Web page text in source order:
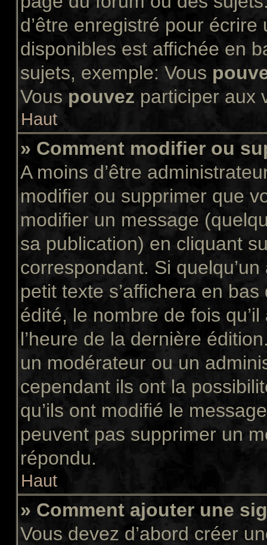
d’être enregistré pour
disponibles est affichée en
sujets, exemple: Vous
Vous pouvez participer aux
Haut
» Comment modifier ou
A moins d’être
modifier ou supprimer que
modifier un message
sa publication) en cliquant
correspondant. Si
petit texte s’affichera en
édité, le nombre de fois
l’heure de la dernière
un modérateur ou un
cependant ils ont la
qu’ils ont modifié le
peuvent pas supprimer un
répondu.
Haut
» Comment ajouter une
Vous devez d’abord créer